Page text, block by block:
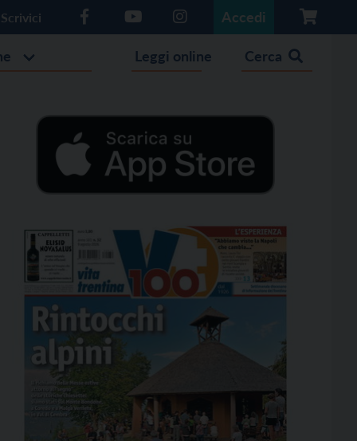
Scrivici Accedi
Leggi online Cerca